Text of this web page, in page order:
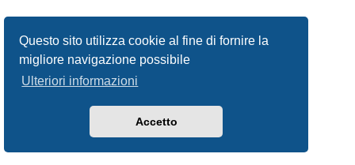
Questo sito utilizza cookie al fine di fornire la
migliore navigazione possibile
Ulteriori informazioni
Accetto